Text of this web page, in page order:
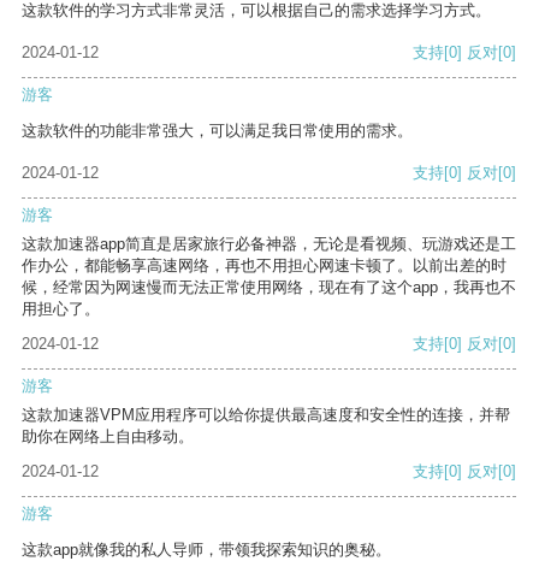
这款软件的学习方式非常灵活，可以根据自己的需求选择学习方式。
2024-01-12 支持[0] 反对[0]
游客
这款软件的功能非常强大，可以满足我日常使用的需求。
2024-01-12 支持[0] 反对[0]
游客
这款加速器app简直是居家旅行必备神器，无论是看视频、玩游戏还是工
作办公，都能畅享高速网络，再也不用担心网速卡顿了。以前出差的时
候，经常因为网速慢而无法正常使用网络，现在有了这个app，我再也不
用担心了。
2024-01-12
支持[0] 反对[0]
游客
这款加速器VPM应用程序可以给你提供最高速度和安全性的连接，并帮
助你在网络上自由移动。
2024-01-12
支持[0] 反对[0]
游客
这款app就像我的私人导师，带领我探索知识的奥秘。